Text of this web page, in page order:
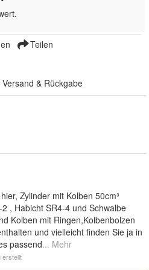
Teilen
& Rückgabe
Zylinder mit Kolben 50cm³
, Habicht SR4-4 und Schwalbe
Kolben mit Ringen,Kolbenbolzen
und vielleicht finden Sie ja in
passend... Mehr
erstellt